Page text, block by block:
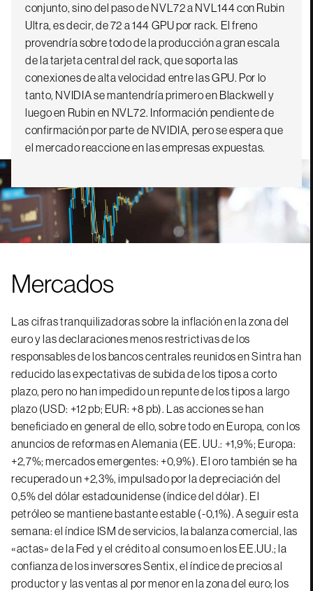
conjunto, sino del paso de NVL72 a NVL144 con Rubin
Ultra, es decir, de 72 a 144 GPU por rack. El freno
provendría sobre todo de la producción a gran escala
de la tarjeta central del rack, que soporta las
conexiones de alta velocidad entre las GPU. Por lo
tanto, NVIDIA se mantendría primero en Blackwell y
luego en Rubin en NVL72. Información pendiente de
confirmación por parte de NVIDIA, pero se espera que
el mercado reaccione en las empresas expuestas.
Mercados
Las cifras tranquilizadoras sobre la inflación en la zona del
euro y las declaraciones menos restrictivas de los
responsables de los bancos centrales reunidos en Sintra han
reducido las expectativas de subida de los tipos a corto
plazo, pero no han impedido un repunte de los tipos a largo
plazo (USD: +12 pb; EUR: +8 pb). Las acciones se han
beneficiado en general de ello, sobre todo en Europa, con los
anuncios de reformas en Alemania (EE. UU.: +1,9%; Europa:
+2,7%; mercados emergentes: +0,9%). El oro también se ha
recuperado un +2,3%, impulsado por la depreciación del
0,5% del dólar estadounidense (índice del dólar). El
petróleo se mantiene bastante estable (-0,1%). A seguir esta
semana: el índice ISM de servicios, la balanza comercial, las
«actas» de la Fed y el crédito al consumo en los EE.UU.; la
confianza de los inversores Sentix, el índice de precios al
productor y las ventas al por menor en la zona del euro; los